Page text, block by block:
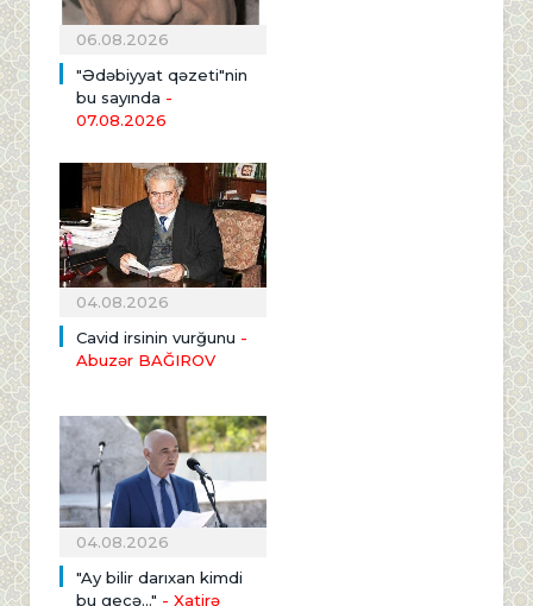
06.08.2026
"Ədəbiyyat qəzeti"nin
bu sayında -
07.08.2026
04.08.2026
Cavid irsinin vurğunu -
Abuzər BAĞIROV
04.08.2026
"Ay bilir darıxan kimdi
bu gecə..." - Xatirə